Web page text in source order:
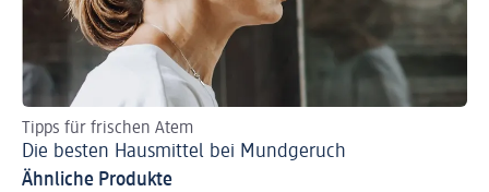
Tipps für frischen Atem
Die besten Hausmittel bei Mundgeruch
Ähnliche Produkte